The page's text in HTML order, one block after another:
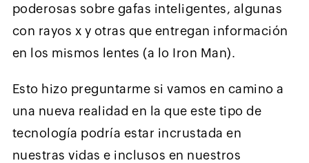
poderosas sobre gafas inteligentes, algunas
con rayos x y otras que entregan información
en los mismos lentes (a lo Iron Man).
Esto hizo preguntarme si vamos en camino a
una nueva realidad en la que este tipo de
tecnología podría estar incrustada en
nuestras vidas e inclusos en nuestros